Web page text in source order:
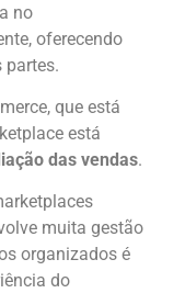
no
oferecendo
partes.
que está
está
das vendas.
muita gestão
organizados é
do